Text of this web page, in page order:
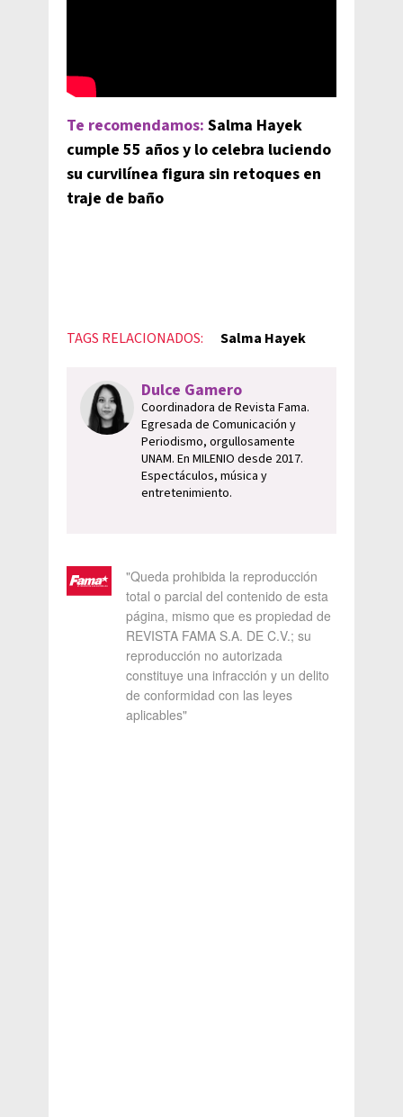
Te recomendamos: Salma Hayek
cumple 55 años y lo celebra luciendo
su curvilínea figura sin retoques en
traje de baño
TAGS RELACIONADOS: Salma Hayek
Dulce Gamero
Coordinadora de Revista Fama.
Egresada de Comunicación y
Periodismo, orgullosamente
UNAM. En MILENIO desde 2017.
Espectáculos, música y
entretenimiento.
"Queda prohibida la reproducción
total o parcial del contenido de esta
página, mismo que es propiedad de
REVISTA FAMA S.A. DE C.V.; su
reproducción no autorizada
constituye una infracción y un delito
de conformidad con las leyes
aplicables"